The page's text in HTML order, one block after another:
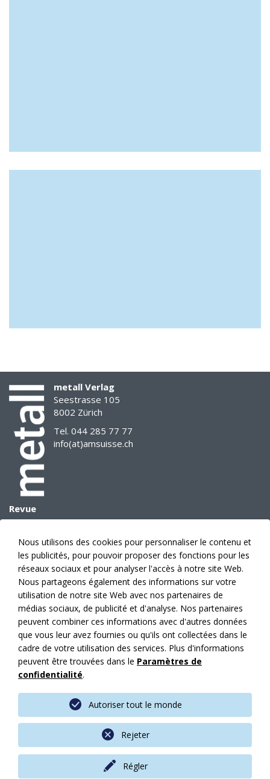
metall Verlag
Seestrasse 105
8002 Zürich
Tel. 044 285 77 77
info(at)amsuisse.ch
Revue
Archives
E-Paper
Données médias
Prévision des sujets
Annonces
Éditeur
Abonnement
Faits
Contacts
Mes articles
Mentions légales
Protection des données
Sitemap
© 2026 by AM Suisse created by Quantum Digital
Nous utilisons des cookies pour personnaliser le contenu et
les publicités, pour pouvoir proposer des fonctions pour les
réseaux sociaux et pour analyser l'accès à notre site Web.
Nous partageons également des informations sur votre
utilisation de notre site Web avec nos partenaires de
médias sociaux, de publicité et d'analyse. Nos partenaires
peuvent combiner ces informations avec d'autres données
que vous leur avez fournies ou qu'ils ont collectées dans le
cadre de votre utilisation des services. Plus d'informations
peuvent être trouvées dans le Paramètres de
confidentialité.
Régler
Rejeter
Autoriser tout le monde